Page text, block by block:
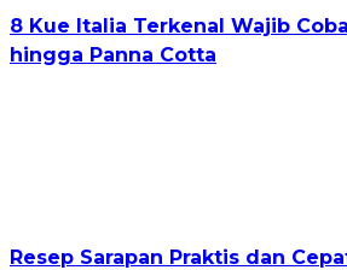
8 Kue Italia Terkenal Wajib
hingga Panna Cotta
Resep Sarapan Praktis dan